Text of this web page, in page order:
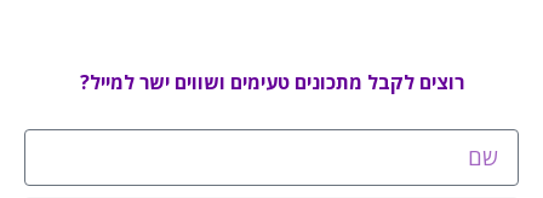
רוצים לקבל מתכונים טעימים ושווים ישר למייל?